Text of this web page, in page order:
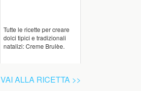
Tutte le ricette per creare
dolci tipici e tradizionali
natalizi: Creme Brulèe.
VAI ALLA RICETTA >>